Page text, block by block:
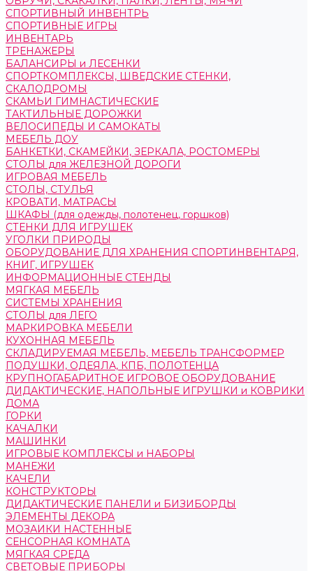
СПОРТИВНЫЙ ИНВЕНТРЬ
СПОРТИВНЫЕ ИГРЫ
ИНВЕНТАРЬ
ТРЕНАЖЕРЫ
БАЛАНСИРЫ и ЛЕСЕНКИ
СПОРТКОМПЛЕКСЫ, ШВЕДСКИЕ СТЕНКИ,
СКАЛОДРОМЫ
СКАМЬИ ГИМНАСТИЧЕСКИЕ
ТАКТИЛЬНЫЕ ДОРОЖКИ
ВЕЛОСИПЕДЫ И САМОКАТЫ
МЕБЕЛЬ ДОУ
БАНКЕТКИ, СКАМЕЙКИ, ЗЕРКАЛА, РОСТОМЕРЫ
СТОЛЫ для ЖЕЛЕЗНОЙ ДОРОГИ
ИГРОВАЯ МЕБЕЛЬ
СТОЛЫ, СТУЛЬЯ
КРОВАТИ, МАТРАСЫ
ШКАФЫ (для одежды, полотенец, горшков)
СТЕНКИ ДЛЯ ИГРУШЕК
УГОЛКИ ПРИРОДЫ
ОБОРУДОВАНИЕ ДЛЯ ХРАНЕНИЯ СПОРТИНВЕНТАРЯ,
КНИГ, ИГРУШЕК
ИНФОРМАЦИОННЫЕ СТЕНДЫ
МЯГКАЯ МЕБЕЛЬ
СИСТЕМЫ ХРАНЕНИЯ
СТОЛЫ для ЛЕГО
МАРКИРОВКА МЕБЕЛИ
КУХОННАЯ МЕБЕЛЬ
СКЛАДИРУЕМАЯ МЕБЕЛЬ, МЕБЕЛЬ ТРАНСФОРМЕР
ПОДУШКИ, ОДЕЯЛА, КПБ, ПОЛОТЕНЦА
КРУПНОГАБАРИТНОЕ ИГРОВОЕ ОБОРУДОВАНИЕ
ДИДАКТИЧЕСКИЕ, НАПОЛЬНЫЕ ИГРУШКИ и КОВРИКИ
ДОМА
ГОРКИ
КАЧАЛКИ
МАШИНКИ
ИГРОВЫЕ КОМПЛЕКСЫ и НАБОРЫ
МАНЕЖИ
КАЧЕЛИ
КОНСТРУКТОРЫ
ДИДАКТИЧЕСКИЕ ПАНЕЛИ и БИЗИБОРДЫ
ЭЛЕМЕНТЫ ДЕКОРА
МОЗАИКИ НАСТЕННЫЕ
СЕНСОРНАЯ КОМНАТА
МЯГКАЯ СРЕДА
СВЕТОВЫЕ ПРИБОРЫ